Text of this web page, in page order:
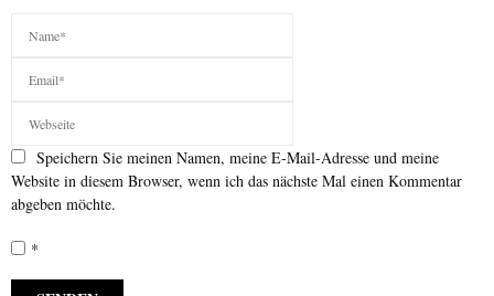
Speichern Sie meinen Namen, meine E-Mail-Adresse und meine
Website in diesem Browser, wenn ich das nächste Mal einen Kommentar
abgeben möchte.
*